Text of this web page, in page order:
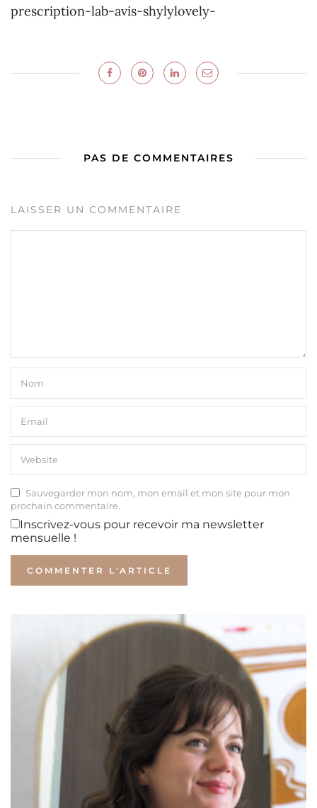
prescription-lab-avis-shylylovely-
PAS DE COMMENTAIRES
LAISSER UN COMMENTAIRE
Sauvegarder mon nom, mon email et mon site pour mon
prochain commentaire.
Inscrivez-vous pour recevoir ma newsletter
mensuelle !